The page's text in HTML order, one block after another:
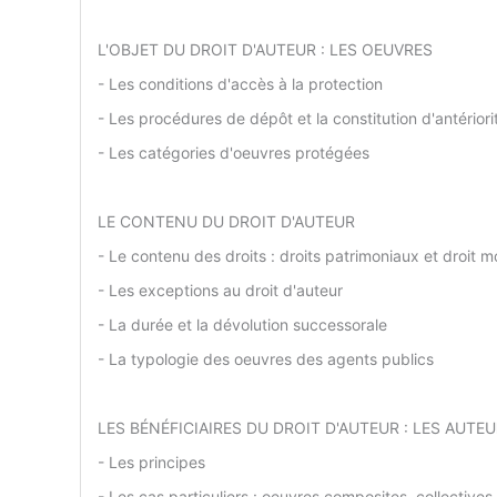
L'OBJET DU DROIT D'AUTEUR : LES OEUVRES
- Les conditions d'accès à la protection
- Les procédures de dépôt et la constitution
- Les catégories d'oeuvres protégées
LE CONTENU DU DROIT D'AUTEUR
- Le contenu des droits : droits patrimoniaux et droit
- Les exceptions au droit d'auteur
- La durée et la dévolution successorale
- La typologie des oeuvres des agents publics
LES BÉNÉFICIAIRES DU DROIT D'AUTEUR : LES
- Les principes